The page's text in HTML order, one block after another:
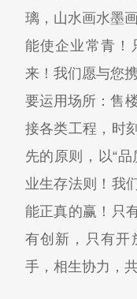
璃，山水画水墨
能使企业常青！
来！我们愿与您
要运用场所：售
接各类工程，时
先的原则，以“
业生存法则！我
能正真的赢！只
有创新，只有开
手，相生协力，